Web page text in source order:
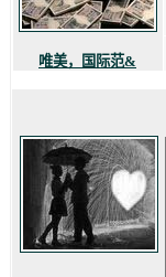
唯美，国际范&